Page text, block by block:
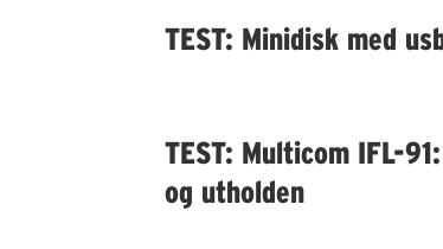
TEST: Minidisk med
TEST: Multicom IFL-
og utholden